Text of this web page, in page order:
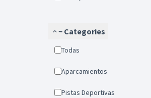
~ Categories
Todas
Aparcamientos
Pistas Deportivas